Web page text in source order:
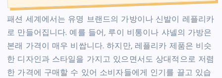
패션 세계에서는 유명 브랜드의 가방이나 신발이 레플리카
로 만들어집니다. 예를 들어, 루이 비통이나 샤넬의 가방은
본래 가격이 매우 비쌉니다. 하지만, 레플리카 제품은 비슷
한 디자인과 스타일을 가지고 있으면서도 상대적으로 저렴
한 가격에 구매할 수 있어 소비자들에게 인기를 끌고 있습